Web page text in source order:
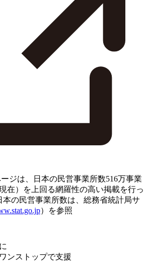
ジは、日本の民営事業所数516万事業
在）を上回る網羅性の高い掲載を行っ
本の民営事業所数は、総務省統計局サ
）を参照
ンストップで支援